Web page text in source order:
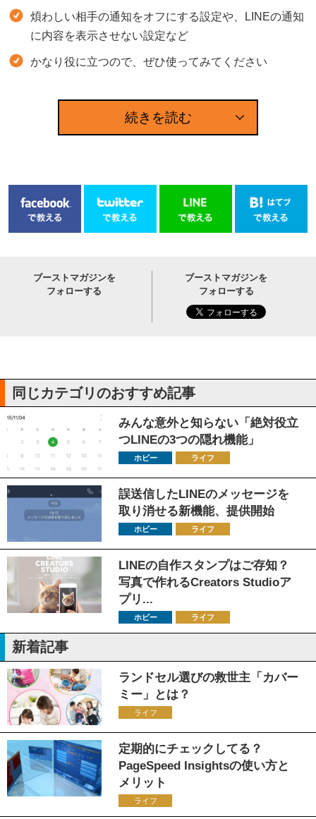
煩わしい相手の通知をオフにする設定や、LINEの通知
に内容を表示させない設定など
かなり役に立つので、ぜひ使ってみてください
続きを読む
ブーストマガジンを
フォローする
ブーストマガジンを
フォローする
同じカテゴリのおすすめ記事
みんな意外と知らない「絶対役立
つLINEの3つの隠れ機能」
ホビー ライフ
誤送信したLINEのメッセージを
取り消せる新機能、提供開始
ホビー ライフ
LINEの自作スタンプはご存知？
写真で作れるCreators Studioア
プリ...
ホビー ライフ
新着記事
ランドセル選びの救世主「カバー
ミー」とは？
ライフ
定期的にチェックしてる？
PageSpeed Insightsの使い方と
メリット
ライフ